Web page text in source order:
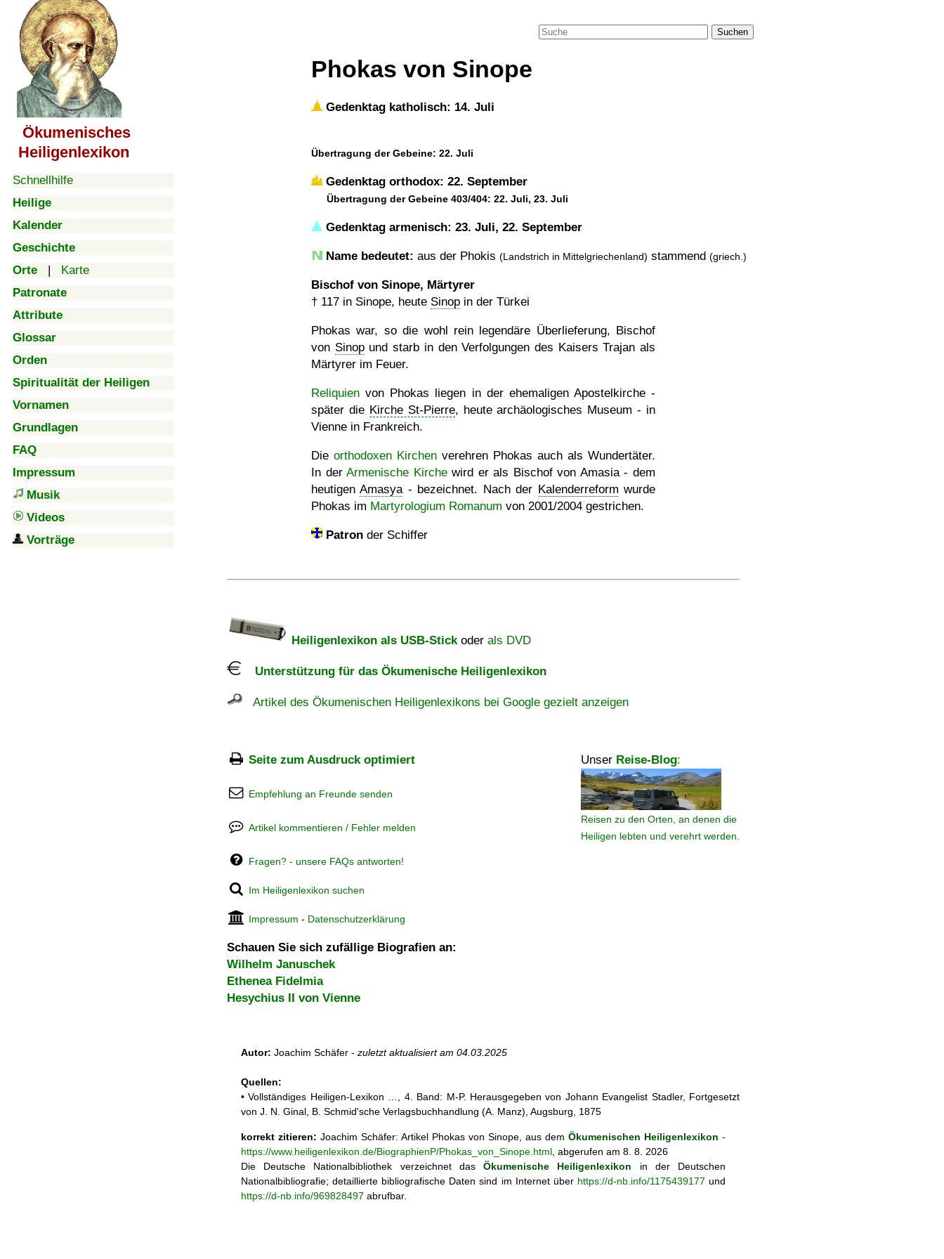
Ökumenisches
Heiligenlexikon
Schnellhilfe
Heilige
Kalender
Geschichte
Orte | Karte
Patronate
Attribute
Glossar
Orden
Spiritualität der Heiligen
Vornamen
Grundlagen
FAQ
Impressum
Musik
Videos
Vorträge
Suchen
Phokas von Sinope
Gedenktag katholisch: 14. Juli
Übertragung der Gebeine: 22. Juli
Gedenktag orthodox: 22. September
Übertragung der Gebeine 403/404: 22. Juli, 23. Juli
Gedenktag armenisch: 23. Juli, 22. September
Name bedeutet: aus der Phokis (Landstrich in Mittelgriechenland) stammend (griech.)
Bischof von Sinope, Märtyrer
† 117 in Sinope, heute Sinop in der Türkei
Phokas war, so die wohl rein legendäre Überlieferung, Bischof
von Sinopund starb in den Verfolgungen des Kaisers Trajan als
Märtyrer im Feuer.
Reliquien von Phokas liegen in der ehemaligen Apostelkirche -
später die Kirche St-Pierre, heute archäologisches Museum - in
Vienne in Frankreich.
Die orthodoxen Kirchen verehren Phokas auch als Wundertäter.
In derArmenische Kirchewird er als Bischof von Amasia - dem
heutigenAmasya- bezeichnet. Nach der Kalenderreform wurde
Phokas im Martyrologium Romanum von 2001/2004 gestrichen.
Patron der Schiffer
Heiligenlexikon als USB-Stickoder als DVD
Unterstützung für das Ökumenische Heiligenlexikon
Artikel des Ökumenischen Heiligenlexikons bei Google gezielt anzeigen
Seite zum Ausdruck optimiert Unser Reise-Blog:
Reisen zu den Orten, an denen die
Heiligen lebten und verehrt werden.
Empfehlung an Freunde senden
Artikel kommentieren / Fehler melden
Fragen? - unsere FAQs antworten!
Im Heiligenlexikon suchen
Impressum - Datenschutzerklärung
Schauen Sie sich zufällige Biografien an:
Wilhelm Januschek
Ethenea Fidelmia
Hesychius II von Vienne
Autor: Joachim Schäfer - zuletzt aktualisiert am 04.03.2025
Quellen:
• Vollständiges Heiligen-Lexikon …, 4. Band: M-P. Herausgegeben von Johann Evangelist Stadler, Fortgesetzt
von J. N. Ginal, B. Schmid'sche Verlagsbuchhandlung (A. Manz), Augsburg, 1875
korrekt zitieren: Joachim Schäfer: Artikel Phokas von Sinope, aus dem Ökumenischen Heiligenlexikon -
https://www.heiligenlexikon.de/BiographienP/Phokas_von_Sinope.html , abgerufen am 8. 8. 2026
Die Deutsche Nationalbibliothek verzeichnet dasÖkumenische Heiligenlexikon in der Deutschen
Nationalbibliografie; detaillierte bibliografische Daten sind im Internet über https://d-nb.info/1175439177 und
https://d-nb.info/969828497 abrufbar.